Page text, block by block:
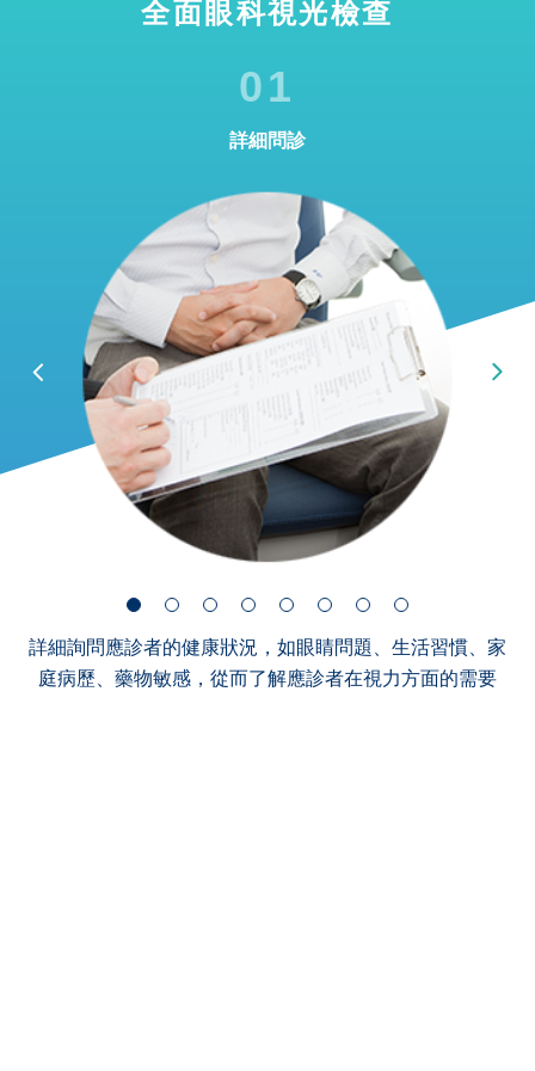
全面眼科視光檢查
01
詳細問診
詳細詢問應診者的健康狀況，如眼睛問題、生活習慣、家
庭病歷、藥物敏感，從而了解應診者在視力方面的需要